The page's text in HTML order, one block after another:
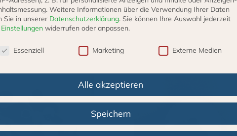
Weitere Informationen über die Verwendung Ihrer Daten
Sie in unserer Datenschutzerklärung. Sie können Ihre Auswahl jederzeit
Einstellungen widerrufen oder anpassen.
Essenziell Marketing Externe Medien
Alle akzeptieren
Speichern